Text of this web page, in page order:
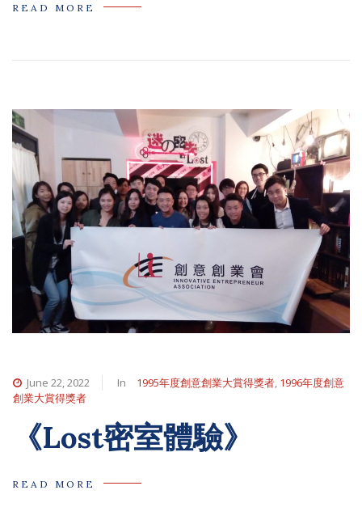
READ MORE
June 22, 2022 In 1995年度創意創業大賞得獎者, 1996年度創意
創業大賞得獎者
《Lost密室體驗》
READ MORE